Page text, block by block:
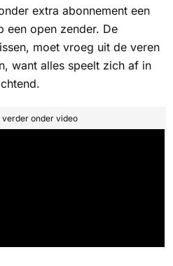
extra abonnement een
een open zender. De
moet vroeg uit de veren
want alles speelt zich af in
onder video